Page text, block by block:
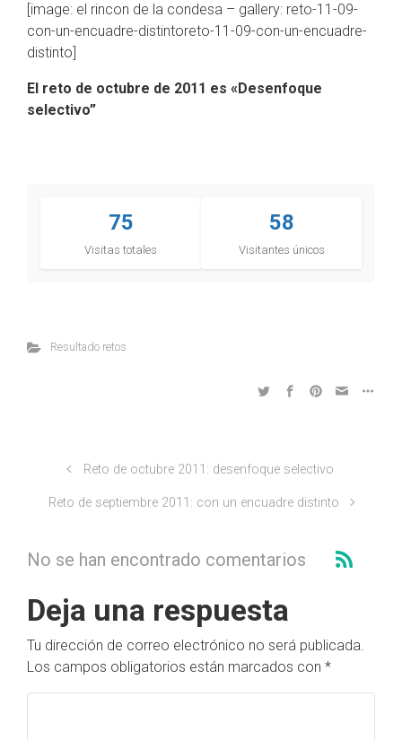
[image: el rincon de la condesa – gallery: reto-11-09-
con-un-encuadre-distintoreto-11-09-con-un-encuadre-
distinto]
El reto de octubre de 2011 es «Desenfoque
selectivo”
75
Visitas totales
58
Visitantes únicos
Resultado retos
Reto de octubre 2011: desenfoque selectivo
Reto de septiembre 2011: con un encuadre distinto
No se han encontrado comentarios
Deja una respuesta
Tu dirección de correo electrónico no será publicada.
Los campos obligatorios están marcados con *